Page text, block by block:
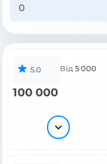
5.0 Від 5 000
100 000